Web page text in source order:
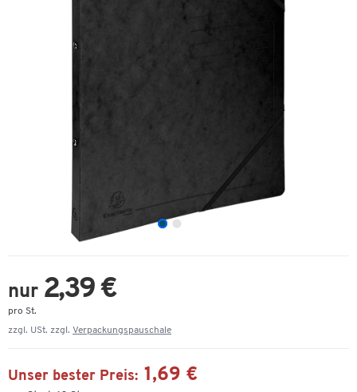
nur 2,39 €
pro St.
zzgl. USt. zzgl. Verpackungspauschale
Unser bester Preis: 1,69 €